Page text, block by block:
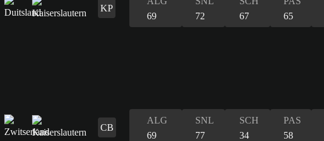
KP
69
72
67
65
CB
ALG
69
SNL
77
SCH
34
PAS
58